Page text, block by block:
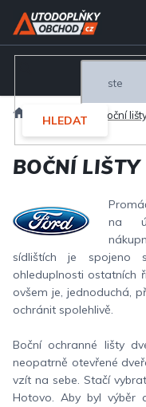
Přejít
obsah
HLEDAT
Exteriér Boční
BOČNÍ LIŠTY
na
sídlištích je spojeno
ohleduplnosti ostatních
ovšem je, jednoduchá,
ochránit spolehlivě.
Boční ochranné lišty
neopatrně otevřené
vzít na sebe. Stačí
Hotovo. Aby byl výběr